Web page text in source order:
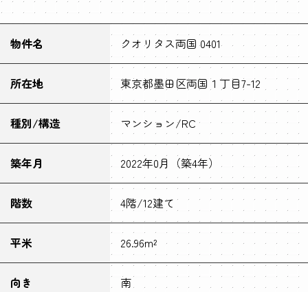
物件名 クオリタス両国 0401
所在地 東京都墨田区両国１丁目7-12
種別/構造 マンション/RC
築年月 2022年0月（築4年）
階数 4階/12建て
平米 26.96m²
向き 南